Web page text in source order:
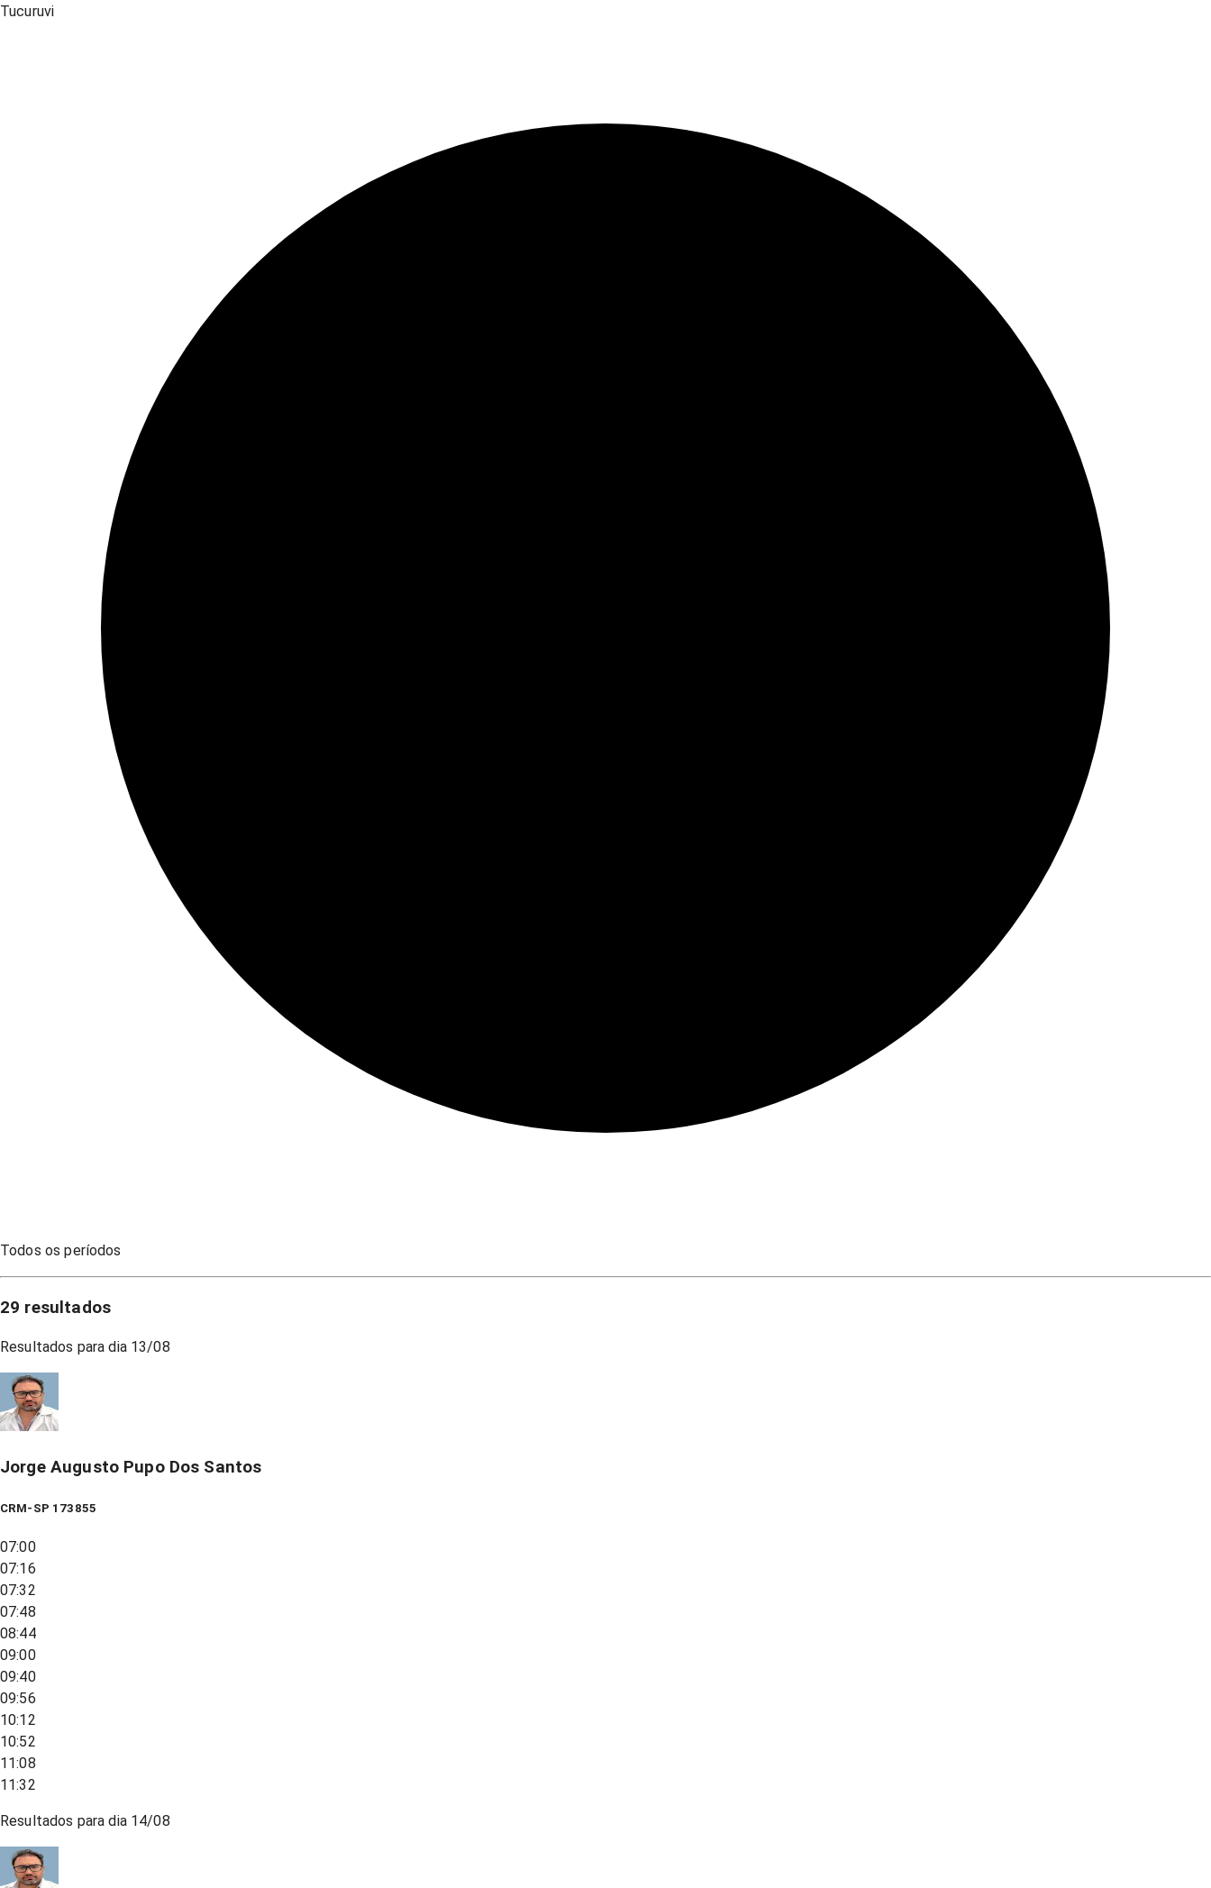
Tucuruvi
Todos os períodos
29 resultados
Resultados para dia 13/08
Jorge Augusto Pupo Dos Santos
CRM-SP 173855
07:00
07:16
07:32
07:48
08:44
09:00
09:40
09:56
10:12
10:52
11:08
11:32
Resultados para dia 14/08